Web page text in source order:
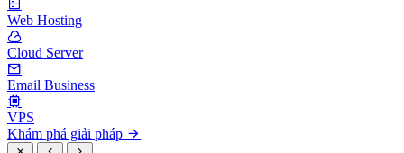
Web Hosting
Cloud Server
Email Business
VPS
Khám phá giải pháp